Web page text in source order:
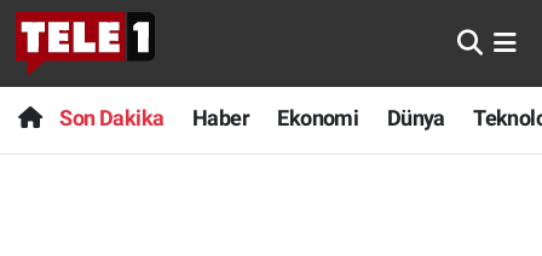
Son Dakika Haber Ekonomi Dünya
Anında Manşet
Başka Sohbetler
Son Dakika
Haber
Nöbetçi Eczaneler
Hava Durumu